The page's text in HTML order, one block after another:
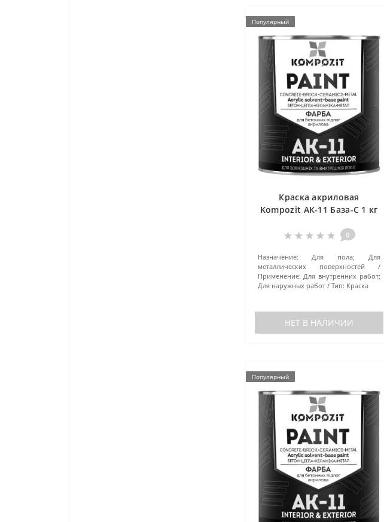
Популярный
Краска акриловая
Kompozit АК-11 База-С 1 кг
0
Назначение:
Для пола; Для
металлических поверхностей
Применение: Для внутренних работ;
Для наружных работ
Тип: Краска
НЕТ В НАЛИЧИИ
Популярный